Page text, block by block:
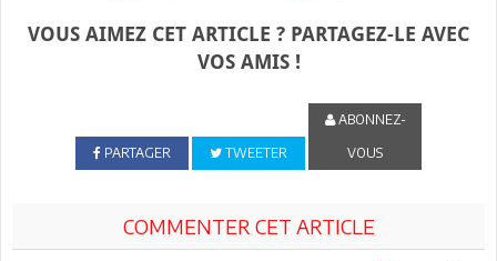
VOUS AIMEZ CET ARTICLE ? PARTAGEZ-LE AVEC
VOS AMIS !
PARTAGER TWEETER
ABONNEZ-
VOUS
COMMENTER CET ARTICLE